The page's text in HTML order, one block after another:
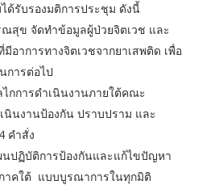
บรองมติการประชุม ดังนี้
ณสุข จัดทำข้อมูลผู้ป่วยจิตเวช และ
อาการทางจิตเวชจากยาเสพติด เพื่อ
การต่อไป
กการดำเนินงานภายใต้คณะ
นินงานป้องกัน ปราบปราม และ
คำสั่ง
นปฏิบัติการป้องกันและแก้ไขปัญหา
าคใต้ แบบบูรณาการในทุกมิติ